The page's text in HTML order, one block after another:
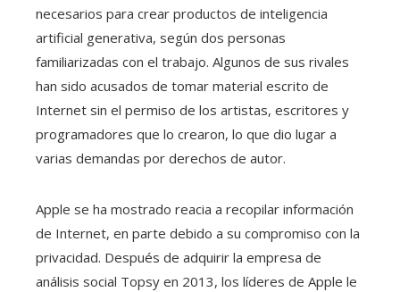
necesarios para crear productos de inteligencia
artificial generativa, según dos personas
familiarizadas con el trabajo. Algunos de sus rivales
han sido acusados ​​de tomar material escrito de
Internet sin el permiso de los artistas, escritores y
programadores que lo crearon, lo que dio lugar a
varias demandas por derechos de autor.
Apple se ha mostrado reacia a recopilar información
de Internet, en parte debido a su compromiso con la
privacidad. Después de adquirir la empresa de
análisis social Topsy en 2013, los líderes de Apple le